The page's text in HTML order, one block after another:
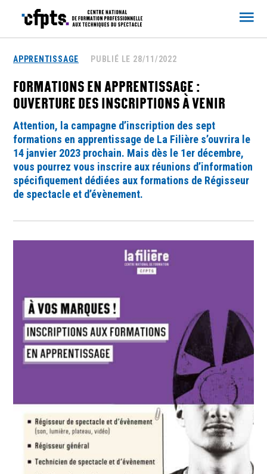
APPRENTISSAGE PUBLIÉ LE 28/11/2022
FORMATIONS EN APPRENTISSAGE :
OUVERTURE DES INSCRIPTIONS À VENIR
Attention, la campagne d’inscription des sept
formations en apprentissage de La Filière s’ouvrira le
14 janvier 2023 prochain. Mais dès le 1er décembre,
vous pourrez vous inscrire aux réunions d’information
spécifiquement dédiées aux formations de Régisseur
de spectacle et d’évènement.